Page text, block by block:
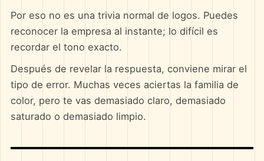
Por eso no es una trivia normal de logos. Puedes
reconocer la empresa al instante; lo difícil es
recordar el tono exacto.
Después de revelar la respuesta, conviene mirar el
tipo de error. Muchas veces aciertas la familia de
color, pero te vas demasiado claro, demasiado
saturado o demasiado limpio.